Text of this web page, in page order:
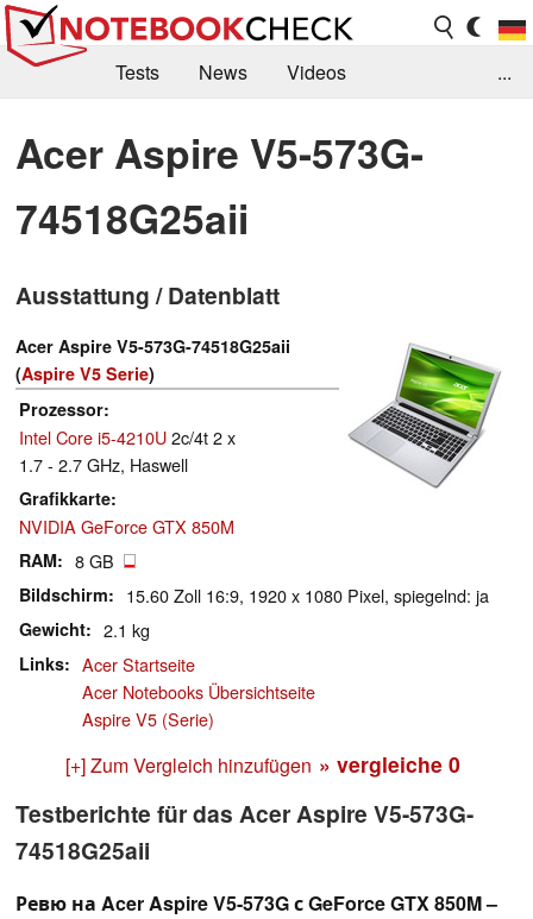
Tests News
Videos
Kaufberatung
Deals Suche
Jobs
Forum
...
Acer Aspire V5-573G-
74518G25aii
Ausstattung / Datenblatt
Acer Aspire V5-573G-74518G25aii
(Aspire V5 Serie)
Prozessor
Intel Core i5-4210U2c/4t 2 x
1.7 - 2.7 GHz, Haswell
Grafikkarte
NVIDIA GeForce GTX 850M
RAM 8 GB
Bildschirm 15.60 Zoll 16:9, 1920 x 1080 Pixel, spiegelnd: ja
Gewicht 2.1 kg
Links
Acer Startseite
Acer Notebooks Übersichtseite
Aspire V5 (Serie)
[+] Zum Vergleich hinzufügen » vergleiche 0
Testberichte für das Acer Aspire V5-573G-
74518G25aii
Ревю на Acer Aspire V5-573G с GeForce GTX 850M –